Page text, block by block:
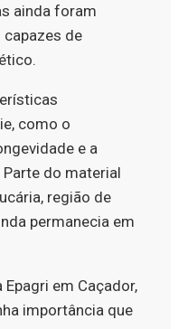
ainda foram
de
como o
e a
do material
região de
permanecia em
em Caçador,
importância que